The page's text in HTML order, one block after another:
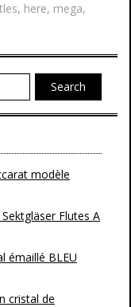
, here, mega,
Search
modèle
Flutes A
émaillé BLEU
cristal de